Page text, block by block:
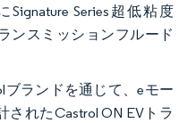
Signature Series超低粘度
ンスミッションフルード
ブランドを通じて、eモー
れたCastrol ON EVトラ